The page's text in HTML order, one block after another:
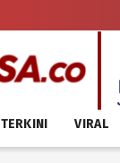
TERKINI VIRAL